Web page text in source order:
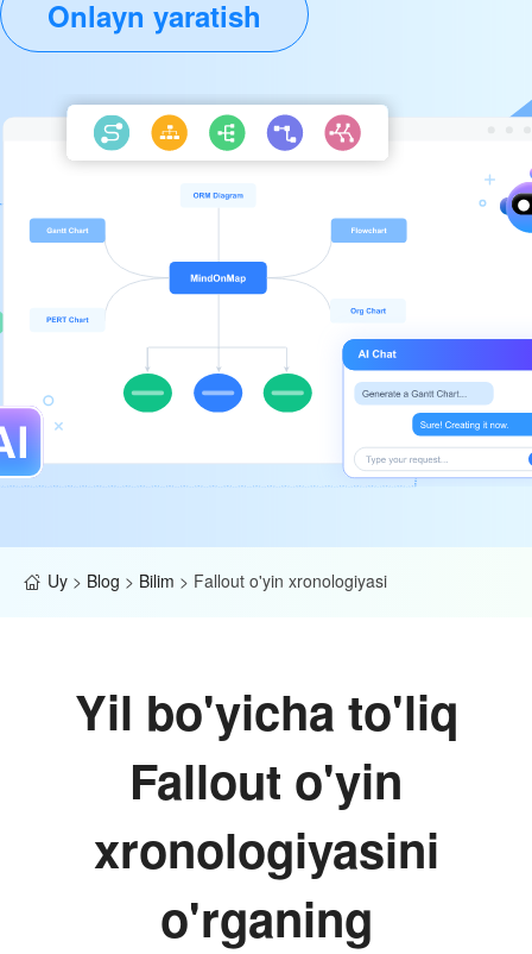
Onlayn yaratish
Uy > Blog > Bilim > Fallout o'yin xronologiyasi
Yil bo'yicha to'liq
Fallout o'yin
xronologiyasini
o'rganing